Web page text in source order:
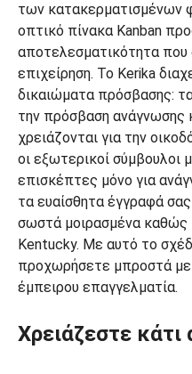
των κατακερματισμένων
οπτικό πίνακα Kanban
αποτελεσματικότητα που
επιχείρηση. Το Kerika
δικαιώματα πρόσβασης:
την πρόσβαση ανάγνωσης
χρειάζονται για την
οι εξωτερικοί
επισκέπτες μόνο για
τα ευαίσθητα έγγραφά
σωστά μοιρασμένα καθώς
Kentucky. Με αυτό το
προχωρήσετε μπροστά με
έμπειρου επαγγελματία.
Χρειάζεστε κάτι